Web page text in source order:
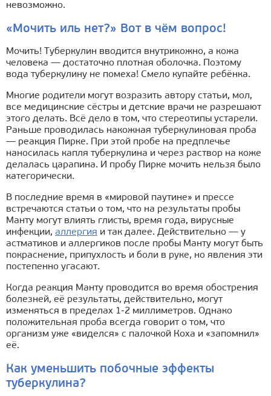
невозможно.
«Мочить иль нет?» Вот в чём вопрос!
Мочить! Туберкулин вводится внутрикожно, а кожа
человека — достаточно плотная оболочка. Поэтому
вода туберкулину не помеха! Смело купайте ребёнка.
Многие родители могут возразить автору статьи, мол,
все медицинские сёстры и детские врачи не разрешают
этого делать. Всё дело в том, что стереотипы устарели.
Раньше проводилась накожная туберкулиновая проба
— реакция Пирке. При этой пробе на предплечье
наносилась капля туберкулина и через раствор на коже
делалась царапина. И пробу Пирке мочить нельзя было
категорически.
В последние время в «мировой паутине» и прессе
встречаются статьи о том, что на результаты пробы
Манту могут влиять глисты, время года, вирусные
инфекции, аллергия и так далее. Действительно — у
астматиков и аллергиков после пробы Манту могут быть
покраснение, припухлость и боли в руке, но явления эти
постепенно угасают.
Когда реакция Манту проводится во время обострения
болезней, её результаты, действительно, могут
изменяться в пределах 1-2 миллиметров. Однако
положительная проба всегда говорит о том, что
организм уже «виделся» с палочкой Коха и «запомнил»
её.
Как уменьшить побочные эффекты
туберкулина?